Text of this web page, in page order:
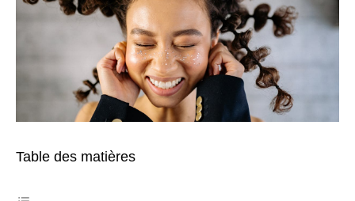
Table des matières